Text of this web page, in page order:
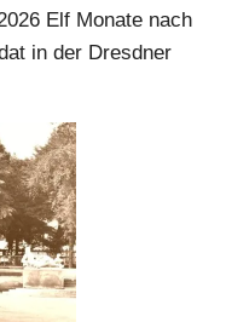
Elf Monate nach
in der Dresdner